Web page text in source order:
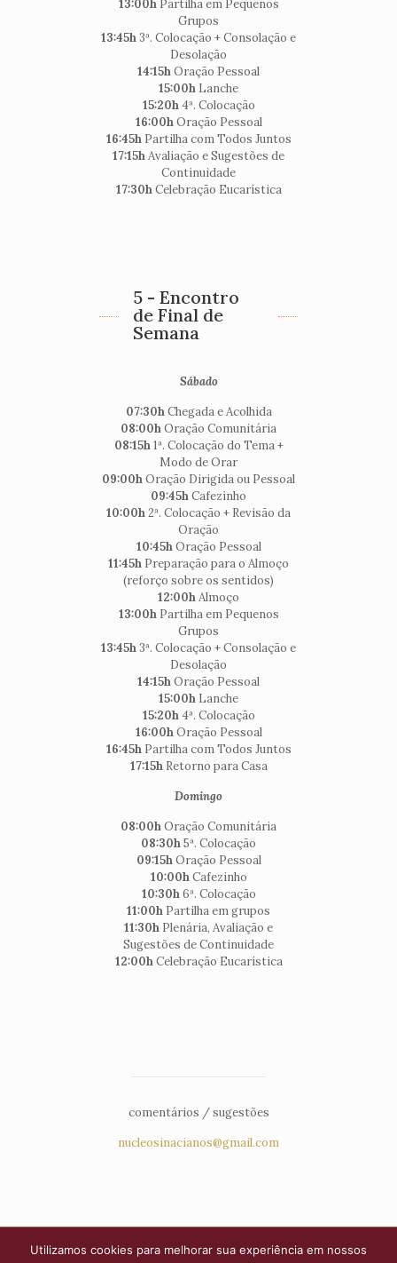
13:00hPartilha em Pequenos
Grupos
13:45h 3ª. Colocação + Consolação e
Desolação
14:15hOração Pessoal
15:00h Lanche
15:20h4ª. Colocação
16:00hOração Pessoal
16:45hPartilha com Todos Juntos
17:15hAvaliação e Sugestões de
Continuidade
17:30hCelebração Eucarística
5 - Encontro
de Final de
Semana
Sábado
07:30hChegada e Acolhida
08:00hOração Comunitária
08:15h1ª. Colocação do Tema +
Modo de Orar
09:00hOração Dirigida ou Pessoal
09:45hCafezinho
10:00h2ª. Colocação + Revisão da
Oração
10:45hOração Pessoal
11:45h Preparação para o Almoço
(reforço sobre os sentidos)
12:00hAlmoço
13:00hPartilha em Pequenos
Grupos
13:45h 3ª. Colocação + Consolação e
Desolação
14:15hOração Pessoal
15:00h Lanche
15:20h4ª. Colocação
16:00hOração Pessoal
16:45hPartilha com Todos Juntos
17:15hRetorno para Casa
Domingo
08:00hOração Comunitária
08:30h5ª. Colocação
09:15hOração Pessoal
10:00hCafezinho
10:30h6ª. Colocação
11:00h Partilha em grupos
11:30h Plenária, Avaliação e
Sugestões de Continuidade
12:00hCelebração Eucarística
comentários / sugestões
nucleosinacianos@gmail.com
Utilizamos cookies para melhorar sua experiência em nossos